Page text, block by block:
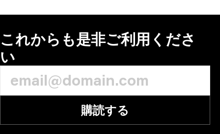
これからも是非ご利用くださ
い
購読する